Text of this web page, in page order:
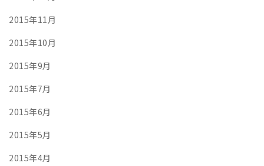
2015年11月
2015年10月
2015年9月
2015年7月
2015年6月
2015年5月
2015年4月